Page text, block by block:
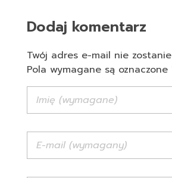
Dodaj komentarz
Twój adres e-mail nie
Pola wymagane są oznaczone